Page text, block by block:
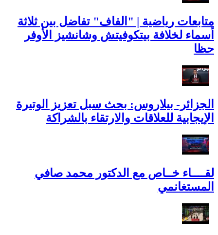
متابعات رياضية | "الفاف" تفاضل بين ثلاثة
أسماء لخلافة بيتكوفيتش وشانشيز الأوفر
حظا
الجزائر- بيلاروس: بحث سبل تعزيز الوتيرة
الإيجابية للعلاقات والارتقاء بالشراكة
لقــــاء خــاص مع الدكتور محمد صافي
المستغانمي